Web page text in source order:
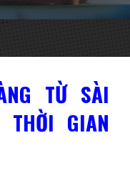
TỪ SÀI
GIAN